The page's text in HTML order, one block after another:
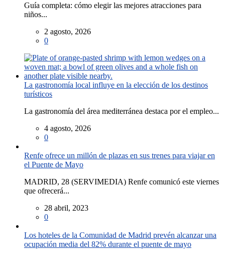
Guía completa: cómo elegir las mejores atracciones para
niños...
2 agosto, 2026
0
La gastronomía local influye en la elección de los destinos
turísticos
La gastronomía del área mediterránea destaca por el empleo...
4 agosto, 2026
0
Renfe ofrece un millón de plazas en sus trenes para viajar en
el Puente de Mayo
MADRID, 28 (SERVIMEDIA) Renfe comunicó este viernes
que ofrecerá...
28 abril, 2023
0
Los hoteles de la Comunidad de Madrid prevén alcanzar una
ocupación media del 82% durante el puente de mayo